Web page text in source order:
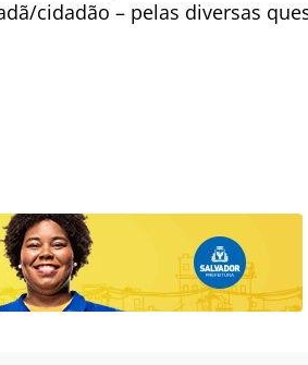
cidadão – pelas diversas